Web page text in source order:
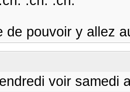
de pouvoir y allez
voir samedi